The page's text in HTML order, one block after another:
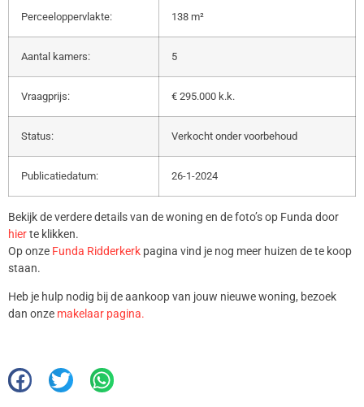
Perceeloppervlakte: 138 m²
Aantal kamers: 5
Vraagprijs: € 295.000 k.k.
Status: Verkocht onder voorbehoud
Publicatiedatum: 26-1-2024
Bekijk de verdere details van de woning en de foto’s op Funda door
hierte klikken.
Op onze Funda Ridderkerk pagina vind je nog meer huizen de te koop
staan.
Heb je hulp nodig bij de aankoop van jouw nieuwe woning, bezoek
dan onze makelaar pagina.